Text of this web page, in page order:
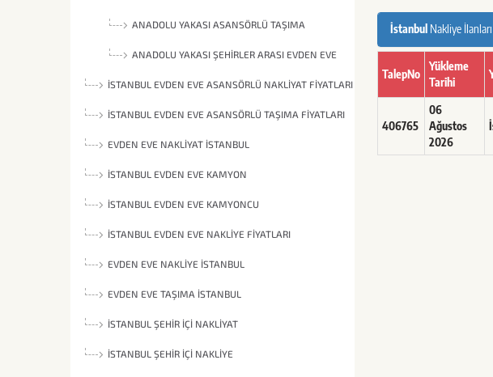
İstanbul Nakliye
TalepNo
Yükleme
Tarihi
406765
06
Ağustos
2026
TAŞIMA ANADOLU YAKASI ASANSÖRLÜ TAŞIMA
FIRMALARIANADOLU YAKASI ŞEHIRLER ARASI EVDEN EVE
ASANSÖRLÜ TAŞIMA
İSTANBUL EVDEN EVE ASANSÖRLÜ NAKLIYAT FIYATLARI
İSTANBUL EVDEN EVE ASANSÖRLÜ TAŞIMA FIYATLARI
EVDEN EVE NAKLIYAT İSTANBUL
İSTANBUL EVDEN EVE KAMYON
İSTANBUL EVDEN EVE KAMYONCU
İSTANBUL EVDEN EVE NAKLIYE FIYATLARI
EVDEN EVE NAKLIYE İSTANBUL
EVDEN EVE TAŞIMA İSTANBUL
İSTANBUL ŞEHIR İÇI NAKLIYAT
İSTANBUL ŞEHIR İÇI NAKLIYE